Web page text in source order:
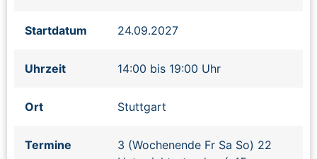
Startdatum 24.09.2027
Uhrzeit 14:00 bis 19:00 Uhr
Ort Stuttgart
Termine
3 (Wochenende Fr Sa So) 22